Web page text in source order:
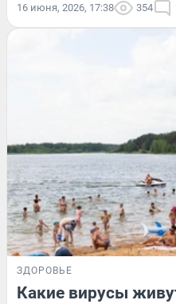
16 июня, 2026, 17:38 354
ЗДОРОВЬЕ
Какие вирусы